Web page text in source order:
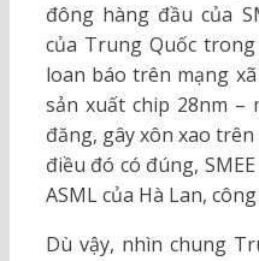
đông hàng đầu của
của Trung Quốc
loan báo trên mạng
sản xuất chip 28nm –
đăng, gây xôn xao
điều đó có đúng,
ASML của Hà Lan,
Dù vậy, nhìn chung